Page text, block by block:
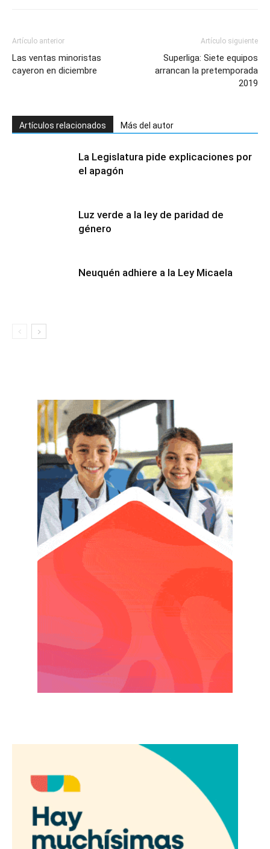
Artículo anterior
Las ventas minoristas
cayeron en diciembre
Artículo siguiente
Superliga: Siete equipos
arrancan la pretemporada
2019
Artículos relacionados Más del autor
La Legislatura pide explicaciones por
el apagón
Luz verde a la ley de paridad de
género
Neuquén adhiere a la Ley Micaela